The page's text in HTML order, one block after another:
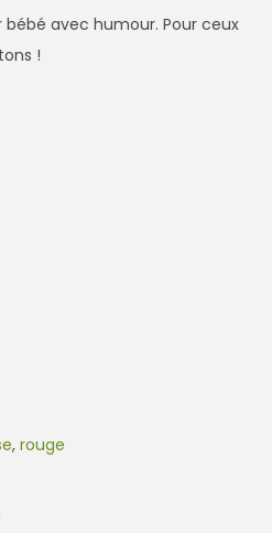
avec humour. Pour ceux
!
, rouge